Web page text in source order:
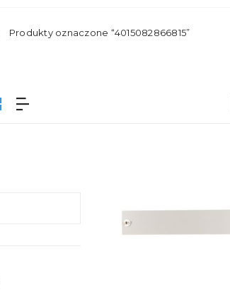
Produkty oznaczone “4015082866815”